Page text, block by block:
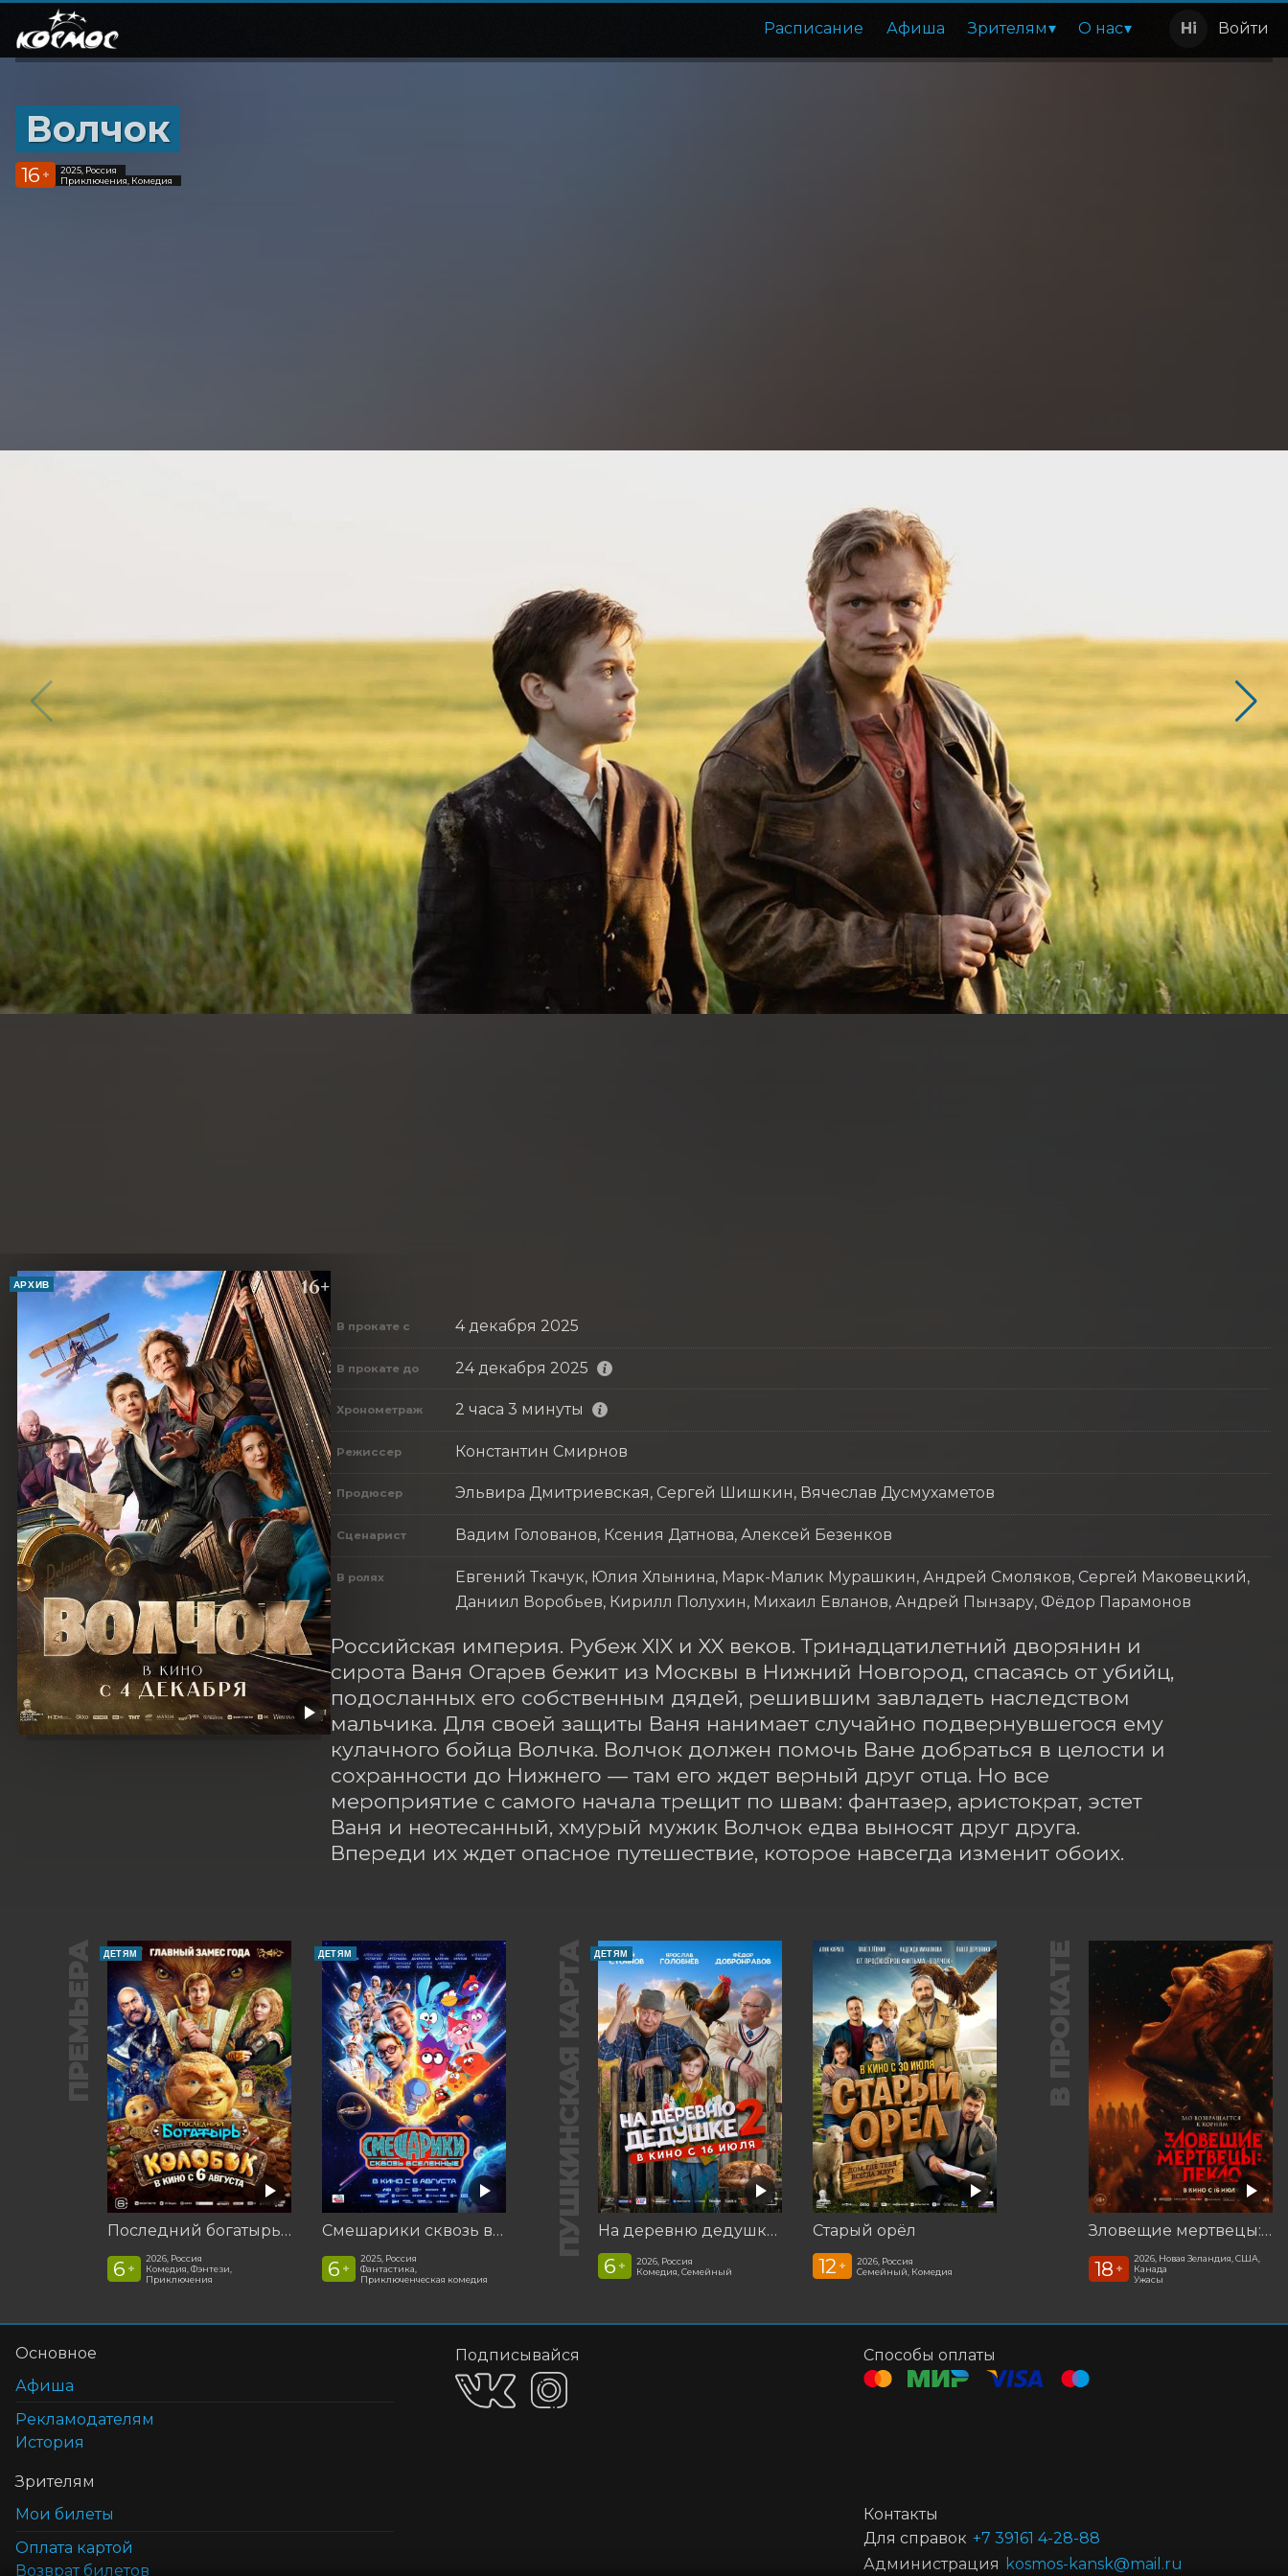
Расписание Афиша Зрителям О нас Войти
Волчок
16 +
2025, Россия
Приключения, Комедия
АРХИВ
В прокате с 4 декабря 2025
В прокате до 24 декабря 2025
Хронометраж 2 часа 3 минуты
Режиссер Константин Смирнов
Продюсер Эльвира Дмитриевская, Сергей Шишкин, Вячеслав Дусмухаметов
Сценарист Вадим Голованов, Ксения Датнова, Алексей Безенков
В ролях
Евгений Ткачук, Юлия Хлынина, Марк-Малик Мурашкин, Андрей Смоляков, Сергей Маковецкий,
Даниил Воробьев, Кирилл Полухин, Михаил Евланов, Андрей Пынзару, Фёдор Парамонов
Российская империя. Рубеж XIX и XX веков. Тринадцатилетний дворянин и
сирота Ваня Огарев бежит из Москвы в Нижний Новгород, спасаясь от убийц,
подосланных его собственным дядей, решившим завладеть наследством
мальчика. Для своей защиты Ваня нанимает случайно подвернувшегося ему
кулачного бойца Волчка. Волчок должен помочь Ване добраться в целости и
сохранности до Нижнего — там его ждет верный друг отца. Но все
мероприятие с самого начала трещит по швам: фантазер, аристократ, эстет
Ваня и неотесанный, хмурый мужик Волчок едва выносят друг друга.
Впереди их ждет опасное путешествие, которое навсегда изменит обоих.
ПРЕМЬЕРА ДЕТЯМ
Последний богатырь. Колобок
6 +
2026, Россия
Комедия, Фэнтези,
Приключения
ДЕТЯМ
Смешарики сквозь вселенные
6 +
2025, Россия
Фантастика,
Приключенческая комедия
ПУШКИНСКАЯ КАРТА ДЕТЯМ
На деревню дедушке 2
6 +
2026, Россия
Комедия, Семейный
Старый орёл
12 +
2026, Россия
Семейный, Комедия
В ПРОКАТЕ
Зловещие мертвецы: Пекло
18 +
2026, Новая Зеландия, США,
Канада
Ужасы
Основное
Афиша
Рекламодателям
История
Зрителям
Мои билеты
Оплата картой
Возврат билетов
Подписывайся Способы оплаты
Контакты
Для справок +7 39161 4-28-88
Администрация kosmos-kansk@mail.ru